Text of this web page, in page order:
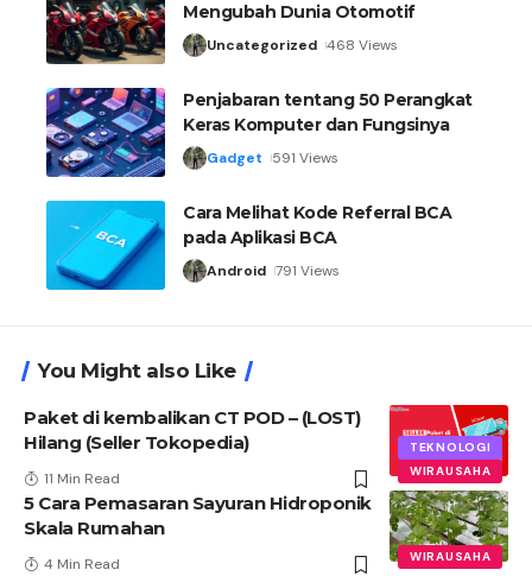
Mengubah Dunia Otomotif
Uncategorized 468 Views
Penjabaran tentang 50 Perangkat
Keras Komputer dan Fungsinya
Gadget 591 Views
Cara Melihat Kode Referral BCA
pada Aplikasi BCA
Android 791 Views
You Might also Like
TEKNOLOGI
WIRAUSAHA
Paket di kembalikan CT POD – (LOST)
Hilang (Seller Tokopedia)
11 Min Read
WIRAUSAHA
5 Cara Pemasaran Sayuran Hidroponik
Skala Rumahan
4 Min Read